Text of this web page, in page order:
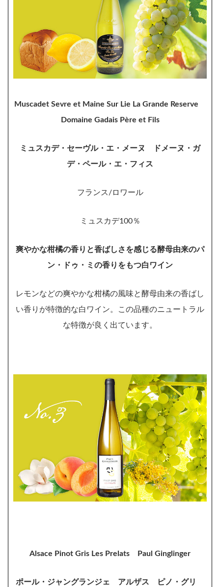
Muscadet Sevre et Maine Sur Lie La Grande Reserve
Domaine Gadais Père et Fils
ミュスカデ・セーヴル・エ・メーヌ ドメーヌ・ガ
デ・ペール・エ・フィス
フランス/ロワール
ミュスカデ100％
爽やかな柑橘の香りと香ばしさを感じる酵母由来のパ
ン・ドゥ・ミの香りをもつ白ワイン
レモンなどの爽やかな柑橘の風味と酵母由来の香ばし
い香りが特徴的な白ワイン。この品種のニュートラル
な特徴が良く出ています。
Alsace Pinot Gris Les Prelats Paul Ginglinger
ポール・ジャングランジェ アルザス ピノ・グリ